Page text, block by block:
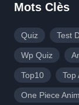
Mots Clès
Quiz Test
Wp Quiz
Top10 Top
One Piece